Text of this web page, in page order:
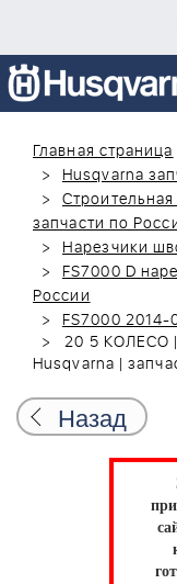
Главная страница
Husqvarna
запчасти по
Нарезчики
FS7000 D
России
FS7000 2014-
20 5 КОЛЕСО
Husqvarna |
Назад